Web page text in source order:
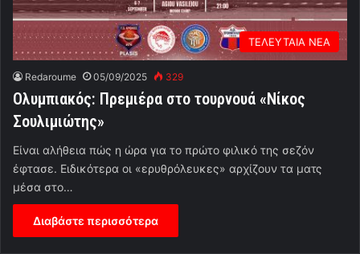
ΤΕΛΕΥΤΑΙΑ ΝΕΑ
Redaroume 05/09/2025 329
Ολυμπιακός: Πρεμιέρα στο τουρνουά «Νίκος
Σουλιμιώτης»
Είναι αλήθεια πώς η ώρα για το πρώτο φιλικό της σεζόν
έφτασε. Ειδικότερα οι «ερυθρόλευκες» αρχίζουν τα ματς
μέσα στο…
Διαβάστε περισσότερα